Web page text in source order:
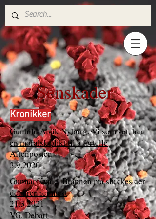
Senskader
Gunhild Alvik Nyborg: Vi som vet, har
en moralsk plikt til å fortelle
Aftenposten
3.9.2020
Kronikker
Gunnar Kvåle: Brannen må slukkes der
det brenner mest
21.3.2021
VG, Debatt